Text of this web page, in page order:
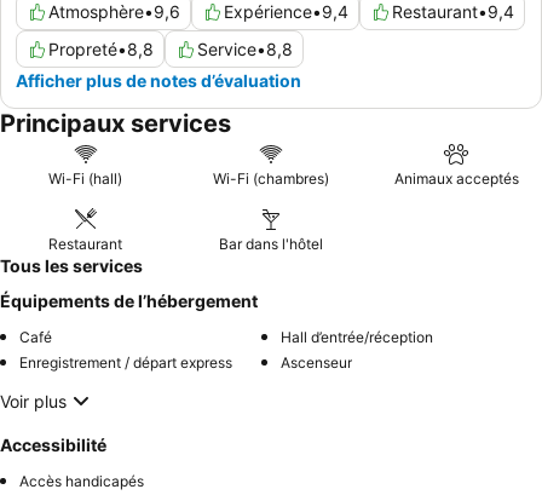
Atmosphère•9,6 Expérience•9,4 Restaurant•9,4
Propreté•8,8 Service•8,8
Afficher plus de notes d’évaluation
Principaux services
Wi-Fi (hall) Wi-Fi (chambres) Animaux acceptés
Restaurant Bar dans l'hôtel
Tous les services
Équipements de l’hébergement
Café
Hall d’entrée/réception
Enregistrement / départ express
Ascenseur
Voir plus
Accessibilité
Accès handicapés